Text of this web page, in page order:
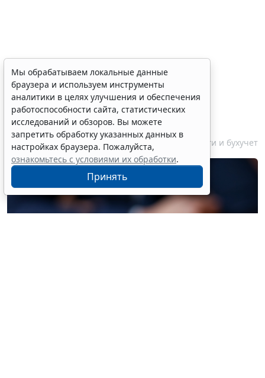
Финансовый порог для
обязательного аудита
некоммерческих фондов
увеличили
7 августа 2026 17:36 Налоги и бухучет
Мы обрабатываем локальные данные
браузера и используем инструменты
аналитики в целях улучшения и обеспечения
работоспособности сайта, статистических
исследований и обзоров. Вы можете
запретить обработку указанных данных в
настройках браузера. Пожалуйста,
ознакомьтесь с условиями их обработки.
Принять